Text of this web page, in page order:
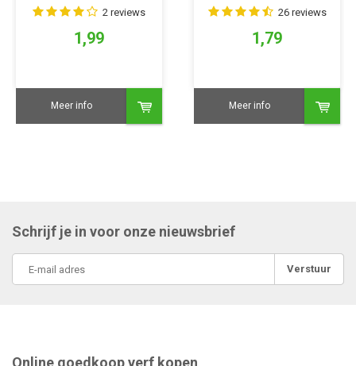
muurverfrol2 reviews
1,99
Meer info
26 reviews
1,79
Meer info
Schrijf je in voor onze nieuwsbrief
Verstuur